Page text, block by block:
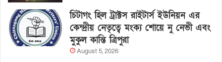
চিটাগং হিল ট্রাক্টস রাইটার্স ইউনিয়ন এর
কেন্দ্রীয় নেতৃত্বে মংক্য শোয়ে নু নেভী এবং
মুকুল কান্তি ত্রিপুরা
August 5, 2026